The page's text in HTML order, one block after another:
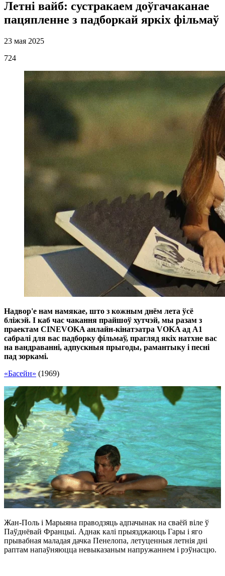
Летні вайб: сустракаем доўгачаканае
пацяпленне з падборкай яркіх фільмаў
23 мая 2025
724
Надвор'е нам намякае, што з кожным днём лета ўсё
бліжэй. І каб час чакання прайшоў хутчэй, мы разам з
праектам CINEVOKA анлайн-кінатэатра VOKA ад А1
сабралі для вас падборку фільмаў, прагляд якіх натхне вас
на вандраванні, адпускныя прыгоды, рамантыку і песні
пад зоркамі.
«Басейн» (1969)
Жан-Поль і Марыяна праводзяць адпачынак на сваёй віле ў
Паўднёвай Францыі. Аднак калі прыязджаюць Гары і яго
прывабная маладая дачка Пенелопа, летуценныя летнія дні
раптам напаўняюцца невыказаным напружаннем і рэўнасцю.